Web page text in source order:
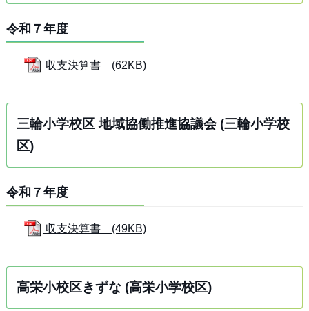
令和７年度
収支決算書 (62KB)
三輪小学校区 地域協働推進協議会 (三輪小学校
区)
令和７年度
収支決算書 (49KB)
高栄小校区きずな (高栄小学校区)